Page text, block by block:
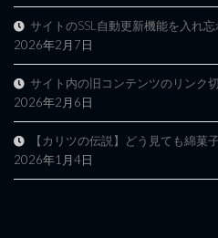
サイトのSSL自動更新機能を入れ
2026年2月7日
サイト内の旧コンテンツのリンク
2026年2月6日
【カリツの伝説】どう見ても綿菓
2026年1月4日